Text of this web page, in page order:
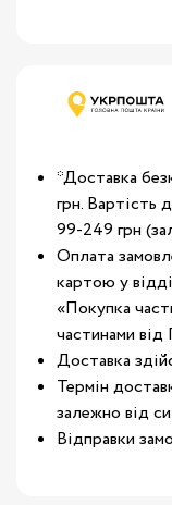
*Доставка
грн. Вартість
99-249 грн
Оплата
картою у
«Покупка
частинами
Доставка
Термін
залежно від
Відправки